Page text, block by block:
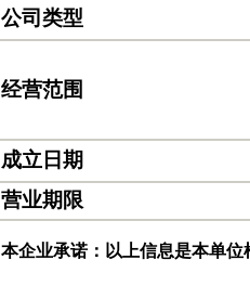
公司类型
经营范围
成立日期
营业期限
本企业承诺：以上信息是本单位